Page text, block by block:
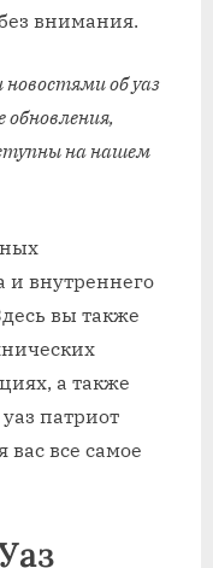
внимания.
об уаз
обновления,
на нашем
и внутреннего
вы также
а также
патриот
все самое